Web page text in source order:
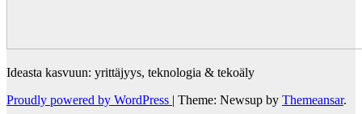
Ideasta kasvuun: yrittäjyys, teknologia & tekoäly
Proudly powered by WordPress | Theme: Newsup by Themeansar.